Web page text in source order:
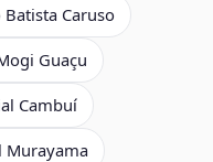
Caruso
Guaçu
Cambuí
Murayama